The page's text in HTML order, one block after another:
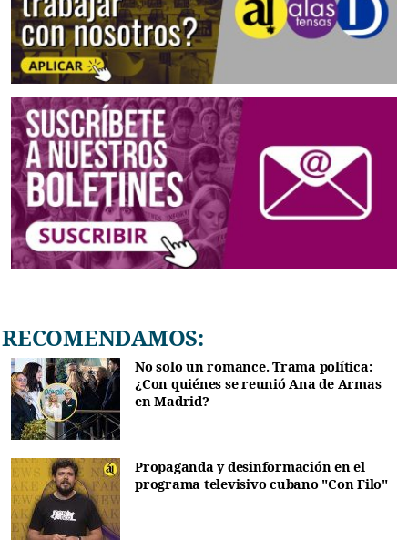
RECOMENDAMOS:
No solo un romance. Trama política:
¿Con quiénes se reunió Ana de Armas
en Madrid?
Propaganda y desinformación en el
programa televisivo cubano "Con Filo"